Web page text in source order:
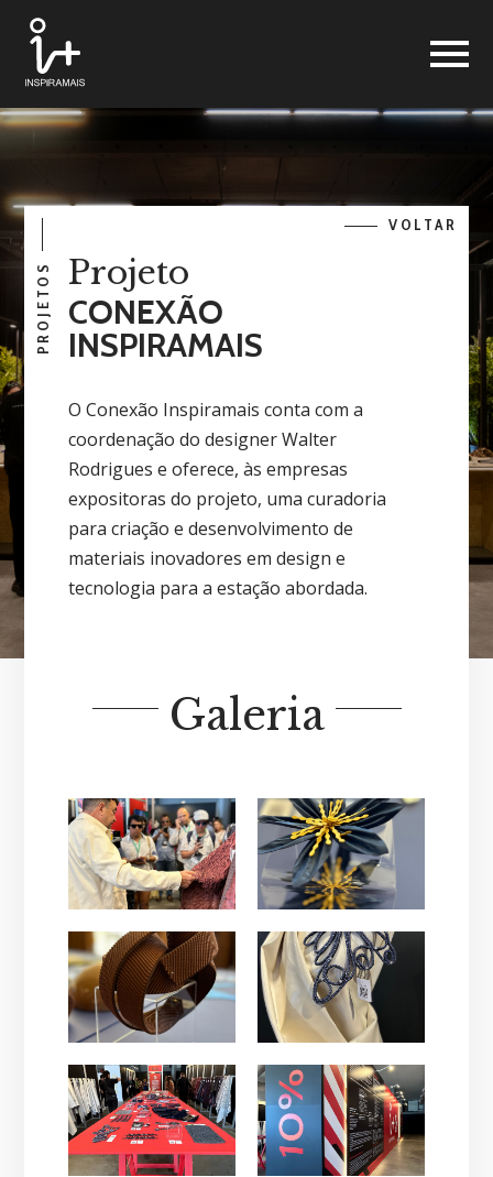
PROJETOS
VOLTAR
Projeto
CONEXÃO
INSPIRAMAIS
O Conexão Inspiramais conta com a
coordenação do designer Walter
Rodrigues e oferece, às empresas
expositoras do projeto, uma curadoria
para criação e desenvolvimento de
materiais inovadores em design e
tecnologia para a estação abordada.
Galeria